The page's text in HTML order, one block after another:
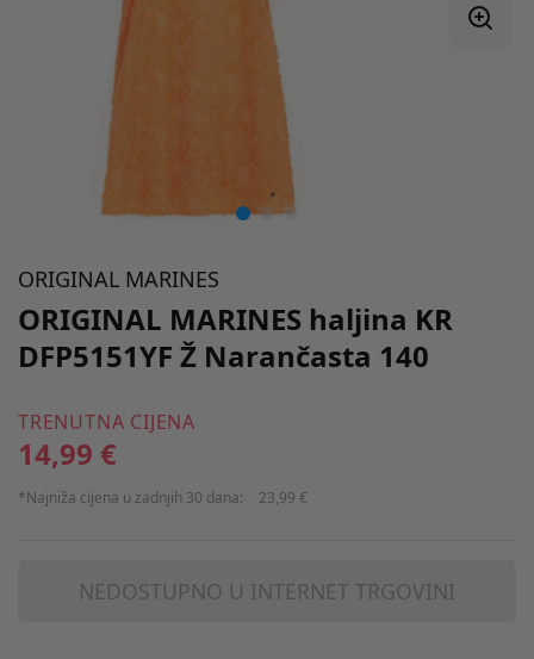
ORIGINAL MARINES
ORIGINAL MARINES haljina KR
DFP5151YF Ž Narančasta 140
TRENUTNA CIJENA
14,99 €
*Najniža cijena u zadnjih 30 dana: 23,99 €
NEDOSTUPNO U INTERNET TRGOVINI